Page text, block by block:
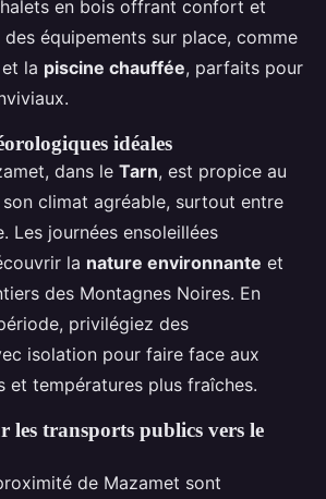
en bois offrant confort et
équipements sur place, comme
et la piscine chauffée, parfaits pour
idéales
dans le Tarn, est propice au
climat agréable, surtout entre
Les journées ensoleillées
la nature environnante et
des Montagnes Noires. En
privilégiez des
isolation pour faire face aux
et températures plus fraîches.
les transports publics vers le
de Mazamet sont